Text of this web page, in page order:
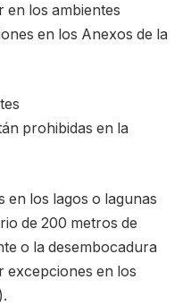
en los ambientes
en los Anexos de la
prohibidas en la
en los lagos o lagunas
de 200 metros de
o la desembocadura
en los